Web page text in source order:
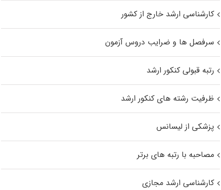
کارشناسی ارشد خارج از کشور
سرفصل ها و ضرایب دروس آزمون
رتبه قبولی کنکور ارشد
ظرفیت رشته های کنکور ارشد
پزشکی از لیسانس
مصاحبه با رتبه های برتر
کارشناسی ارشد مجازی